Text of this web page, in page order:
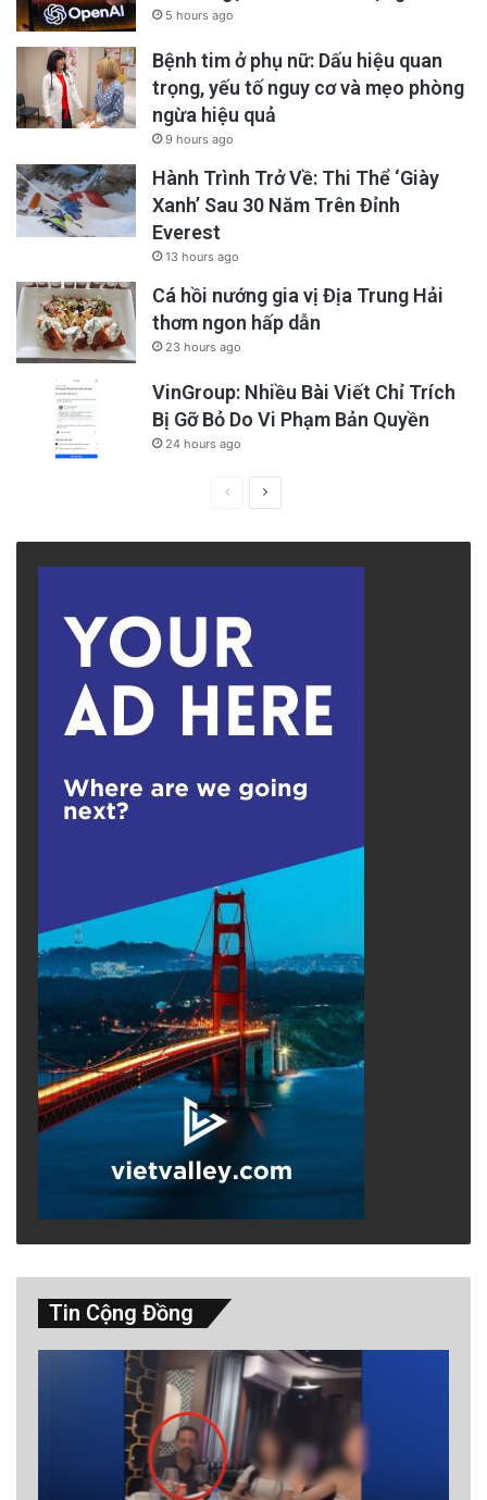
5 hours ago
Bệnh tim ở phụ nữ: Dấu hiệu quan
trọng, yếu tố nguy cơ và mẹo phòng
ngừa hiệu quả
9 hours ago
Hành Trình Trở Về: Thi Thể ‘Giày
Xanh’ Sau 30 Năm Trên Đỉnh
Everest
13 hours ago
Cá hồi nướng gia vị Địa Trung Hải
thơm ngon hấp dẫn
23 hours ago
VinGroup: Nhiều Bài Viết Chỉ Trích
Bị Gỡ Bỏ Do Vi Phạm Bản Quyền
24 hours ago
PreviousNext
Tin Cộng Đồng